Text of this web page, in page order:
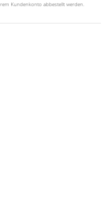
Kundenkonto abbestellt werden.